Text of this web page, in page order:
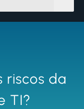
riscos da
TI?